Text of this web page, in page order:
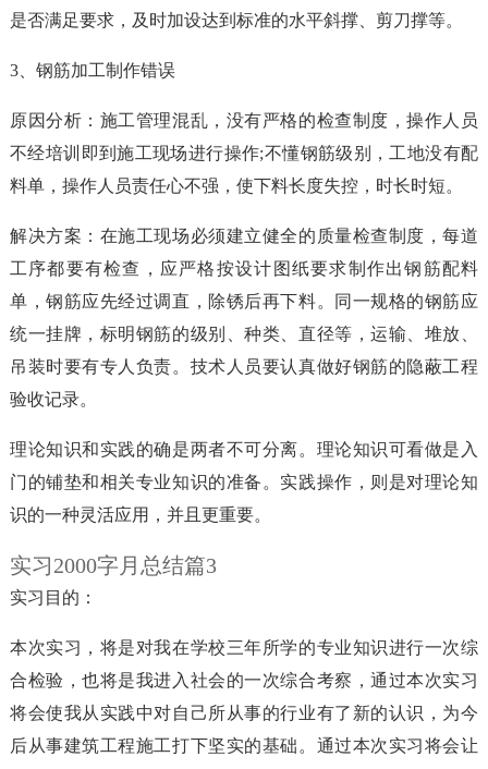
是否满足要求，及时加设达到标准的水平斜撑、剪刀撑等。
3、钢筋加工制作错误
原因分析：施工管理混乱，没有严格的检查制度，操作人员
不经培训即到施工现场进行操作;不懂钢筋级别，工地没有配
料单，操作人员责任心不强，使下料长度失控，时长时短。
解决方案：在施工现场必须建立健全的质量检查制度，每道
工序都要有检查，应严格按设计图纸要求制作出钢筋配料
单，钢筋应先经过调直，除锈后再下料。同一规格的钢筋应
统一挂牌，标明钢筋的级别、种类、直径等，运输、堆放、
吊装时要有专人负责。技术人员要认真做好钢筋的隐蔽工程
验收记录。
理论知识和实践的确是两者不可分离。理论知识可看做是入
门的铺垫和相关专业知识的准备。实践操作，则是对理论知
识的一种灵活应用，并且更重要。
实习2000字月总结篇3
实习目的：
本次实习，将是对我在学校三年所学的专业知识进行一次综
合检验，也将是我进入社会的一次综合考察，通过本次实习
将会使我从实践中对自己所从事的行业有了新的认识，为今
后从事建筑工程施工打下坚实的基础。通过本次实习将会让